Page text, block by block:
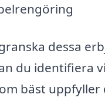
dessa
du identifiera
bäst uppfyller